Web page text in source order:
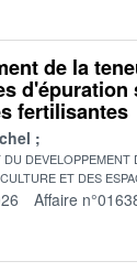
de la
d'épuration
fertilisantes
DEVELOPPEMENT
ET DES
Affaire